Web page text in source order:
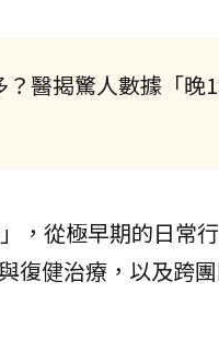
醫揭驚人數據「晚
，從極早期的日常
復健治療，以及跨